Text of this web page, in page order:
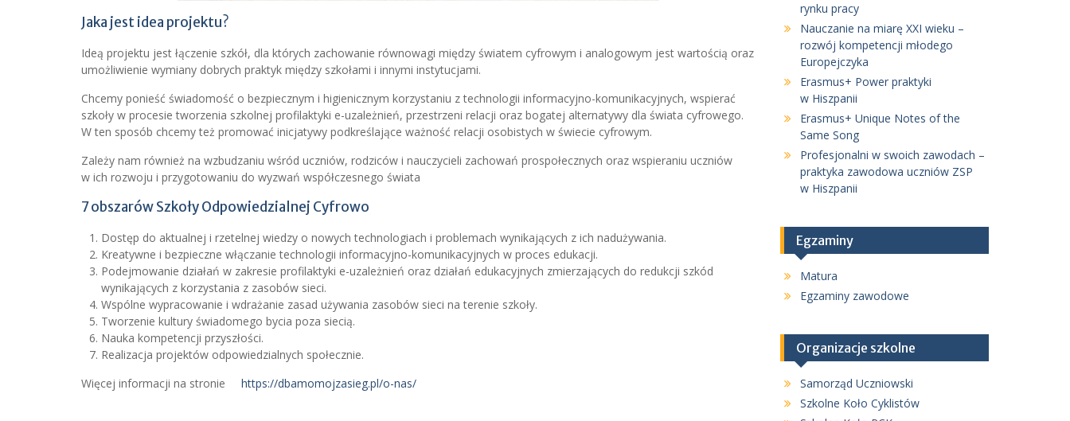
Jaka jest idea projektu?
Ideą projektu jest łączenie szkół, dla których zachowanie równowagi między światem cyfrowym i analogowym jest wartością oraz
umożliwienie wymiany dobrych praktyk między szkołami i innymi instytucjami.
Chcemy ponieść świadomość o bezpiecznym i higienicznym korzystaniu z technologii informacyjno-komunikacyjnych, wspierać
szkoły w procesie tworzenia szkolnej profilaktyki e-uzależnień, przestrzeni relacji oraz bogatej alternatywy dla świata cyfrowego.
W ten sposób chcemy też promować inicjatywy podkreślające ważność relacji osobistych w świecie cyfrowym.
Zależy nam również na wzbudzaniu wśród uczniów, rodziców i nauczycieli zachowań prospołecznych oraz wspieraniu uczniów
w ich rozwoju i przygotowaniu do wyzwań współczesnego świata
7 obszarów Szkoły Odpowiedzialnej Cyfrowo
Dostęp do aktualnej i rzetelnej wiedzy o nowych technologiach i problemach wynikających z ich nadużywania.
Kreatywne i bezpieczne włączanie technologii informacyjno-komunikacyjnych w proces edukacji.
Podejmowanie działań w zakresie profilaktyki e-uzależnień oraz działań edukacyjnych zmierzających do redukcji szkód
wynikających z korzystania z zasobów sieci.
Wspólne wypracowanie i wdrażanie zasad używania zasobów sieci na terenie szkoły.
Tworzenie kultury świadomego bycia poza siecią.
Nauka kompetencji przyszłości.
Realizacja projektów odpowiedzialnych społecznie.
Więcej informacji na stronie https://dbamomojzasieg.pl/o-nas/
rynku pracy
Nauczanie na miarę XXI wieku –
rozwój kompetencji młodego
Europejczyka
Erasmus+ Power praktyki
w Hiszpanii
Erasmus+ Unique Notes of the
Same Song
Profesjonalni w swoich zawodach –
praktyka zawodowa uczniów ZSP
w Hiszpanii
Egzaminy
Matura
Egzaminy zawodowe
Organizacje szkolne
Samorząd Uczniowski
Szkolne Koło Cyklistów